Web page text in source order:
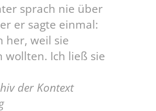
sprach nie über
er sagte einmal:
her, weil sie
wollten. Ich ließ sie
der Kontext